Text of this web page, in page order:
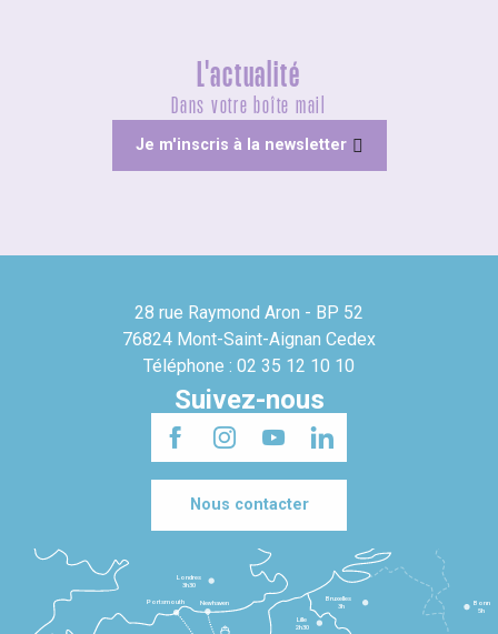
L'actualité
Dans votre boîte mail
Je m'inscris à la newsletter
28 rue Raymond Aron - BP 52
76824 Mont-Saint-Aignan Cedex
Téléphone : 02 35 12 10 10
Suivez-nous
Nous contacter
Lille
2h30
Bruxelles
3h
Londres
3h30
Newhaven
Portsmouth
Bonn
5h